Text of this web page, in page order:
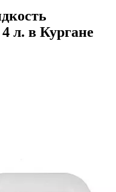
л. в Кургане